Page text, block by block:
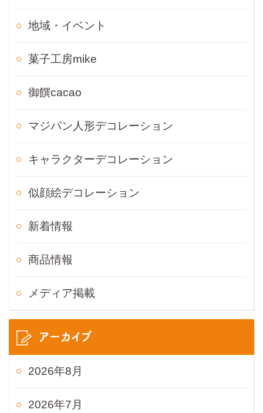
地域・イベント
菓子工房mike
御饌cacao
マジパン人形デコレーション
キャラクターデコレーション
似顔絵デコレーション
新着情報
商品情報
メディア掲載
アーカイブ
2026年8月
2026年7月